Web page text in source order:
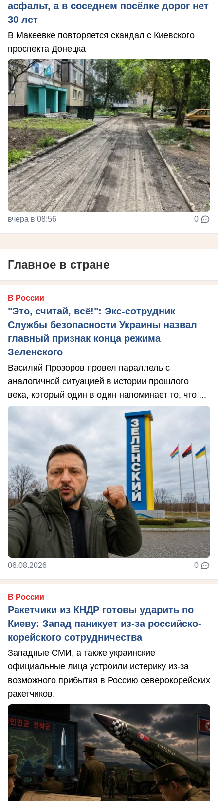
асфальт, а в соседнем посёлке дорог нет
30 лет
В Макеевке повторяется скандал с Киевского
проспекта Донецка
вчера в 08:56 0
Главное в стране
В России
"Это, считай, всё!": Экс-сотрудник
Службы безопасности Украины назвал
главный признак конца режима
Зеленского
Василий Прозоров провел параллель с
аналогичной ситуацией в истории прошлого
века, который один в один напоминает то, что ...
06.08.2026 0
В России
Ракетчики из КНДР готовы ударить по
Киеву: Запад паникует из-за российско-
корейского сотрудничества
Западные СМИ, а также украинские
официальные лица устроили истерику из-за
возможного прибытия в Россию северокорейских
ракетчиков.